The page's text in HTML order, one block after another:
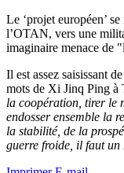
Le ‘projet européen’
l’OTAN, vers une
imaginaire menace de
Il est assez saisissant
mots de Xi Jinq Ping à
la coopération, tirer le
endosser ensemble la
la stabilité, de la
guerre froide, il faut